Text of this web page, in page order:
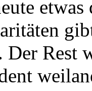
Rest